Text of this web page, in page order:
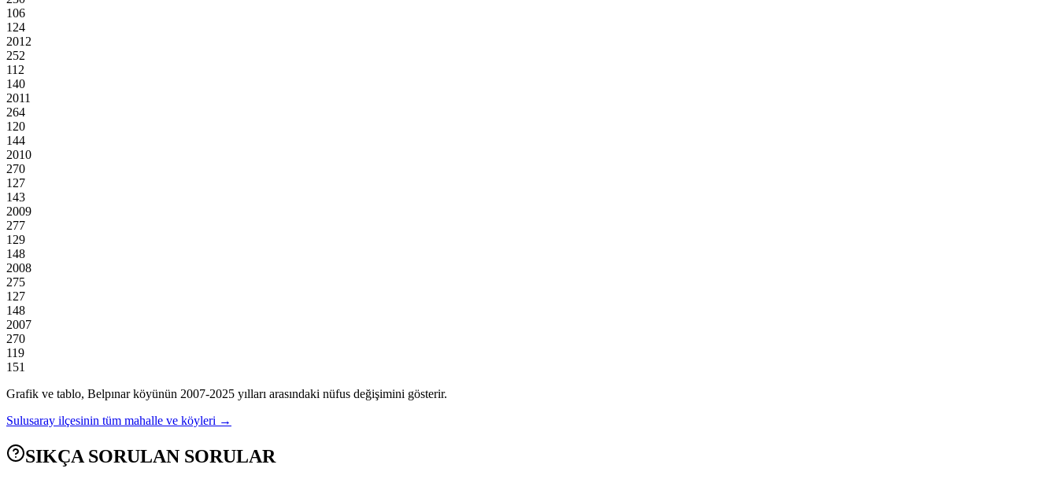
106
124
2012
252
112
140
2011
264
120
144
2010
270
127
143
2009
277
129
148
2008
275
127
148
2007
270
119
151
Grafik ve tablo, Belpınarköyünün 2007-2025 yılları arasındaki nüfus değişimini gösterir.
Sulusaray ilçesinin tüm mahalle ve köyleri →
SIKÇA SORULAN SORULAR